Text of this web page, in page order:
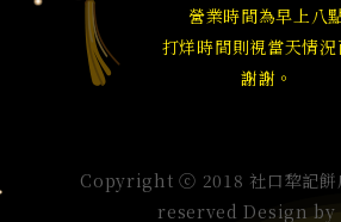
營業時間為早上八
打烊時間則視當天情況
謝謝。
Copyright ⓒ 2018 社口犂記
reserved Design by